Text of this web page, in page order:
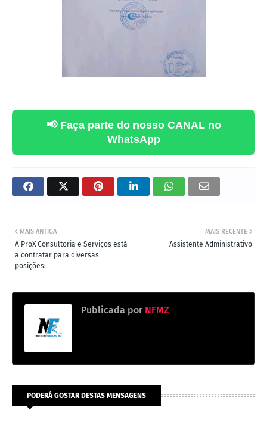
📢 Faça parte do nosso CANAL no
WhatsApp
MAIS RECENTE
Assistente Administrativo
MAIS ANTIGA
A ProX Consultoria e Serviços está
a contratar para diversas
posições:
Publicada por NFMZ
PODERÁ GOSTAR DESTAS MENSAGENS